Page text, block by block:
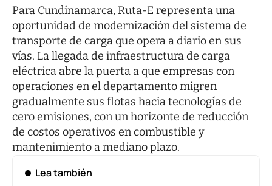
Para Cundinamarca, Ruta-E representa una
oportunidad de modernización del sistema de
transporte de carga que opera a diario en sus
vías. La llegada de infraestructura de carga
eléctrica abre la puerta a que empresas con
operaciones en el departamento migren
gradualmente sus flotas hacia tecnologías de
cero emisiones, con un horizonte de reducción
de costos operativos en combustible y
mantenimiento a mediano plazo.
Lea también